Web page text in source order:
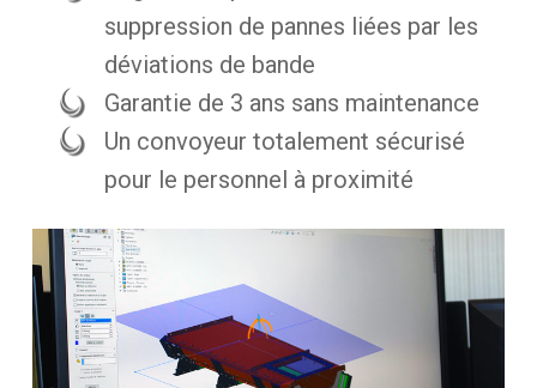
suppression de pannes liées par les
déviations de bande
Garantie de 3 ans sans maintenance
Un convoyeur totalement sécurisé
pour le personnel à proximité